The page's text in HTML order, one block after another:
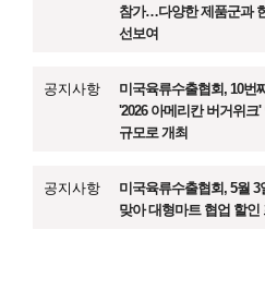
참가…다양한 제품군과
선보여
공지사항
미국육류수출협회, 10번
'2026 아메리칸 버거위크'
규모로 개최
공지사항
미국육류수출협회, 5월 3
맞아 대형마트 협업 할인